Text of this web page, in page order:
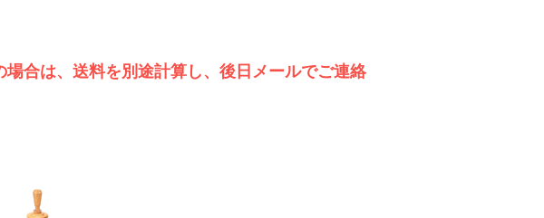
合は、送料を別途計算し、後日メールでご連絡